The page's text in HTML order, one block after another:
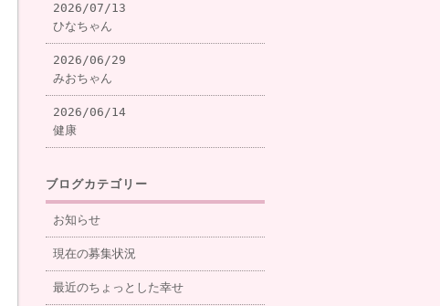
2026/07/13
ひなちゃん
2026/06/29
みおちゃん
2026/06/14
健康
ブログカテゴリー
お知らせ
現在の募集状況
最近のちょっとした幸せ